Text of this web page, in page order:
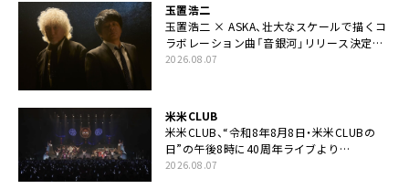
玉置浩二
玉置浩二 × ASKA、壮大なスケールで描くコ
ラボレーション曲「音銀河」リリース決定。
カップリングには新曲「命の宿り」収録も
2026.08.07
米米CLUB
米米CLUB、“令和8年8月8日・米米CLUBの
日”の午後8時に40周年ライブより
「FANtachy medley」を88年限定公開
2026.08.07